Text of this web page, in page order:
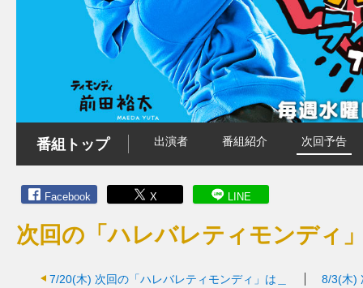
番組トップ 出演者 番組紹介 次回予告
Facebook X LINE
次回の「ハレバレティモンディ
7/20(木) 次回の「ハレバレティモンディ」は＿ 8/3(木)